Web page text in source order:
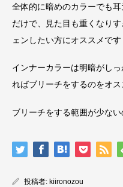
全体的に暗めのカラーでも
だけで、見た目も重くなり
ェンしたい方にオススメです
インナーカラーは明暗がし
ればブリーチをするのをオ
ブリーチをする範囲が少な
投稿者: kiironozou